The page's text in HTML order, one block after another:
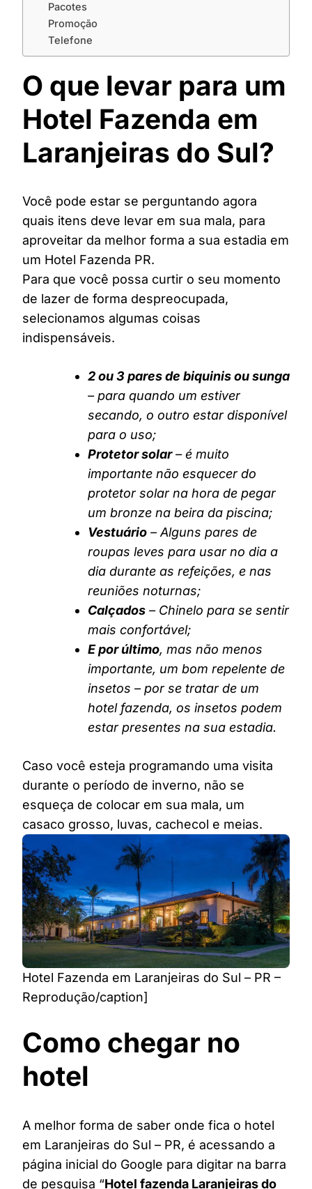
Pacotes
Promoção
Telefone
O que levar para um
Hotel Fazenda em
Laranjeiras do Sul?
Você pode estar se perguntando agora
quais itens deve levar em sua mala, para
aproveitar da melhor forma a sua estadia em
um Hotel Fazenda PR.
Para que você possa curtir o seu momento
de lazer de forma despreocupada,
selecionamos algumas coisas
indispensáveis.
2 ou 3 pares de biquinis ou sunga
– para quando um estiver
secando, o outro estar disponível
para o uso;
Protetor solar– é muito
importante não esquecer do
protetor solar na hora de pegar
um bronze na beira da piscina;
Vestuário – Alguns pares de
roupas leves para usar no dia a
dia durante as refeições, e nas
reuniões noturnas;
Calçados – Chinelo para se sentir
mais confortável;
E por último, mas não menos
importante, um bom repelente de
insetos – por se tratar de um
hotel fazenda, os insetos podem
estar presentes na sua estadia.
Caso você esteja programando uma visita
durante o período de inverno, não se
esqueça de colocar em sua mala, um
casaco grosso, luvas, cachecol e meias.
Hotel Fazenda em Laranjeiras do Sul – PR –
Reprodução/caption]
Como chegar no
hotel
A melhor forma de saber onde fica o hotel
em Laranjeiras do Sul – PR, é acessando a
página inicial do Google para digitar na barra
de pesquisa “Hotel fazenda Laranjeiras do